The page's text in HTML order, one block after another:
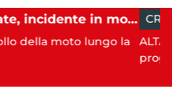
Castellabate, incidente in moto: 27enne in ospedale
la
CRONACA 18:11
ALTAVILLA